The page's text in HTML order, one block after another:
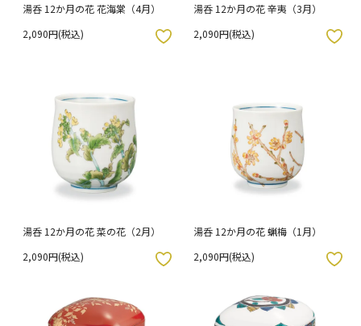
湯呑 12か月の花 花海棠（4月）
2,090円(税込)
湯呑 12か月の花 辛夷（3月）
2,090円(税込)
お気に入りボタン
湯呑 12か月の花 菜の花（2月）
2,090円(税込)
湯呑 12か月の花 蝋梅（1月）
2,090円(税込)
お気に入りボタン